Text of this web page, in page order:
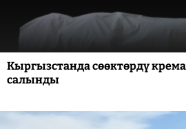
Кыргызстанда сөөктөрдү
салынды